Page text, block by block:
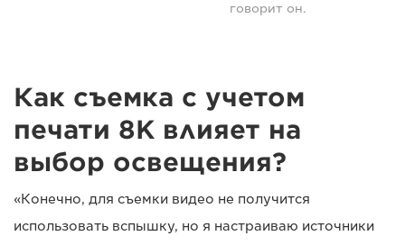
говорит он.
Как съемка с учетом
печати 8K влияет на
выбор освещения?
«Конечно, для съемки видео не получится
использовать вспышку, но я настраиваю источники